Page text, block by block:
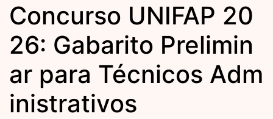
Concurso UNIFAP 20
26: Gabarito Prelimin
ar para Técnicos Adm
inistrativos